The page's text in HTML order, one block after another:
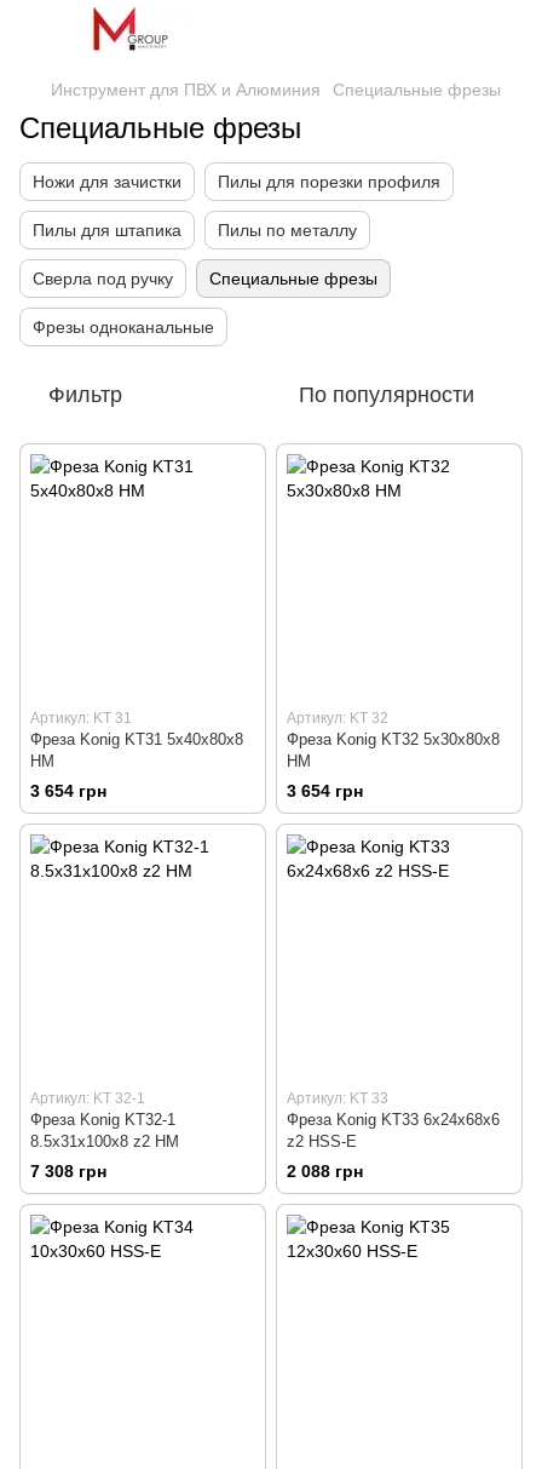
Инструмент для ПВХ и Алюминия Специальные фрезы
Специальные фрезы
Ножи для зачистки Пилы для порезки профиля
Пилы для штапика Пилы по металлу
Сверла под ручку Специальные фрезы
Фрезы одноканальные
Фильтр По популярности
Артикул: KT 31
Фреза Konig KT31 5х40х80х8
HM
3 654 грн
Артикул: KT 32
Фреза Konig KT32 5х30х80х8
HM
3 654 грн
Артикул: KT 32-1
Фреза Konig KT32-1
8.5х31х100х8 z2 HM
7 308 грн
Артикул: KT 33
Фреза Konig KT33 6х24х68х6
z2 HSS-E
2 088 грн